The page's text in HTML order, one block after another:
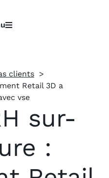
clients
Retail 3D a
vse
sur-
: